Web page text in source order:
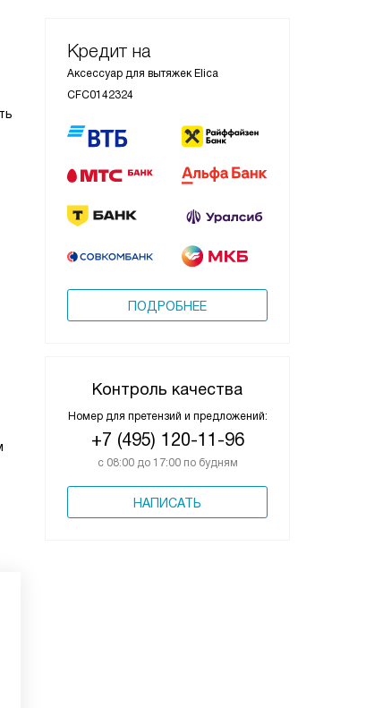
Кредит на
Аксессуар для вытяжек Elica
CFC0142324
ПОДРОБНЕЕ
Контроль качества
Номер для претензий и предложений:
+7 (495) 120-11-96
с 08:00 до 17:00 по будням
НАПИСАТЬ